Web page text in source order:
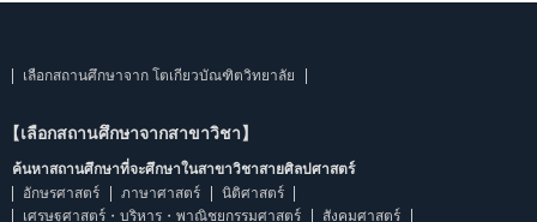
เลือกสถานศึกษาจาก โตเกียวบัณฑิตวิทยาลัย
【เลือกสถานศึกษาจากสาขาวิชา】
ค้นหาสถานศึกษาที่จะศึกษาในสาขาวิชาสายศิลปศาสตร์
อักษรศาสตร์
ภาษาศาสตร์
นิติศาสตร์
เศรษฐศาสตร์・บริหาร・พาณิชยกรรมศาสตร์
สังคมศาสตร์